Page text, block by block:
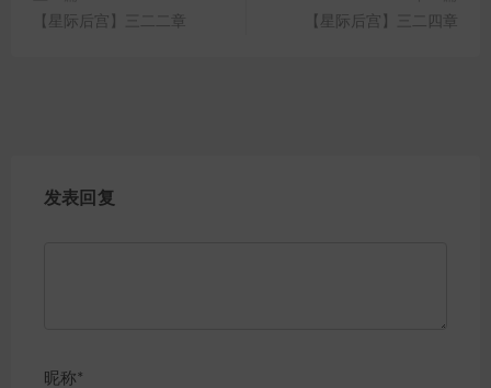
【星际后宫】三二二章
【星际后宫】三二四章
发表回复
昵称*